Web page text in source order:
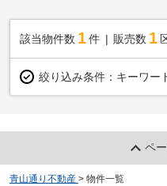
該当物件数 1件 販売数 1
絞り込み条件： キーワー
ペ
青山通り不動産 > 物件一覧